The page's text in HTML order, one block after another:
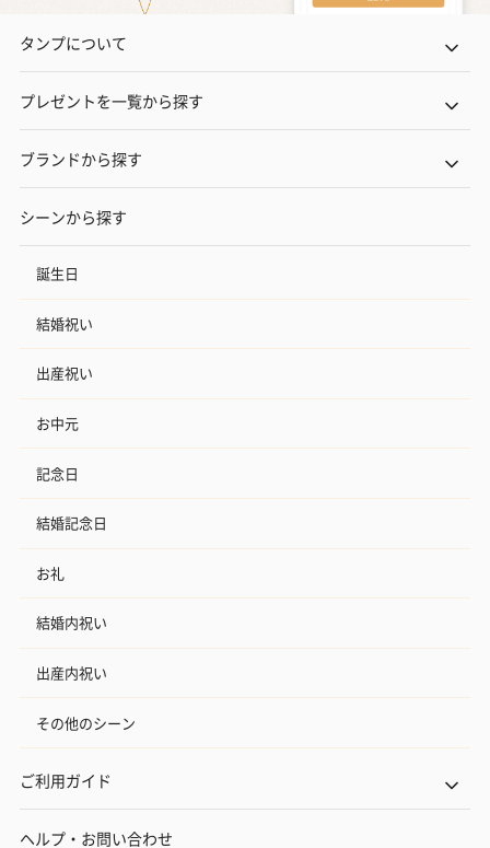
タンプについて
プレゼントを一覧から探す
ブランドから探す
シーンから探す
誕生日
結婚祝い
出産祝い
お中元
記念日
結婚記念日
お礼
結婚内祝い
出産内祝い
その他のシーン
ご利用ガイド
ヘルプ・お問い合わせ